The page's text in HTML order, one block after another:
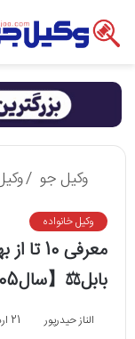
وکیل جو /
وکیل خانواده
معرفی
بابل⚖️【سال1405】⭐
الناز حیدرپور 21 اردیبهشت, 1405